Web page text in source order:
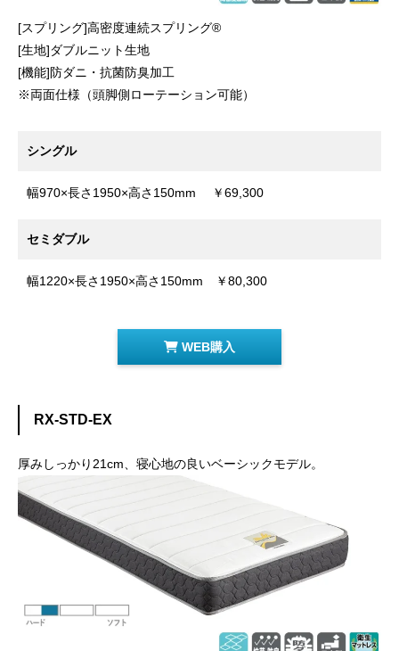
[スプリング]高密度連続スプリング®
[生地]ダブルニット生地
[機能]防ダニ・抗菌防臭加工
※両面仕様（頭脚側ローテーション可能）
シングル
幅970×長さ1950×高さ150mm ￥69,300
セミダブル
幅1220×長さ1950×高さ150mm ￥80,300
WEB購入
RX-STD-EX
厚みしっかり21cm、寝心地の良いベーシックモデル。